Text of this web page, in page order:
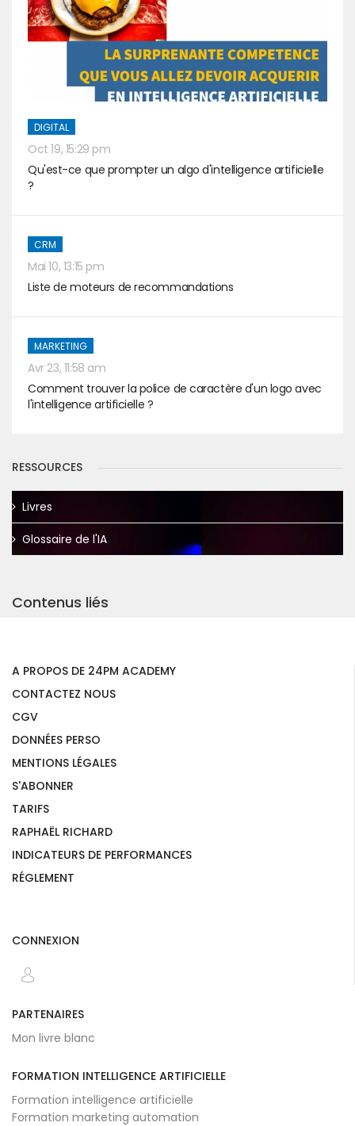
DIGITAL
Oct 19, 15:29 pm
Qu'est-ce que prompter un algo d'intelligence artificielle
?
CRM
Mai 10, 13:15 pm
Liste de moteurs de recommandations
MARKETING
Avr 23, 11:58 am
Comment trouver la police de caractère d'un logo avec
l'intelligence artificielle ?
RESSOURCES
Livres
Glossaire de l'IA
Contenus liés
A PROPOS DE 24PM ACADEMY
CONTACTEZ NOUS
CGV
DONNÉES PERSO
MENTIONS LÉGALES
S'ABONNER
TARIFS
RAPHAËL RICHARD
INDICATEURS DE PERFORMANCES
RÉGLEMENT
CONNEXION
PARTENAIRES
Mon livre blanc
FORMATION INTELLIGENCE ARTIFICIELLE
Formation intelligence artificielle
Formation marketing automation